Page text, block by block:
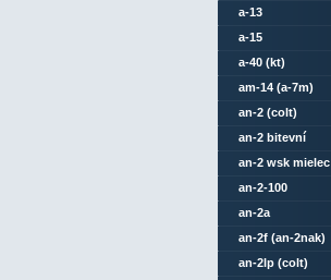
a-13
a-15
a-40 (kt)
am-14 (a-7m)
an-2 (colt)
an-2 bitevní
an-2 wsk mielec
an-2-100
an-2a
an-2f (an-2nak)
an-2lp (colt)